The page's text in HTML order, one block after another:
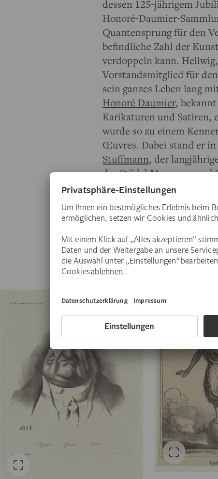
dessen 125-jährigem
Honoré-Daumier-
Quantensprung für den
befindliche Zahl der
verdoppeln kann.
Vorstandsmitglied für
sein ganzes Leben lang
Honoré Daumier,
Karikaturen und Satiren,
wurde so zu einem
Œuvres. Dabei stand er
Stuffmann, der
des Städel Museums
Private Kennerschaft
über Jahrzehnte eine
Partner ins Spiel: Der
zugutekommt.